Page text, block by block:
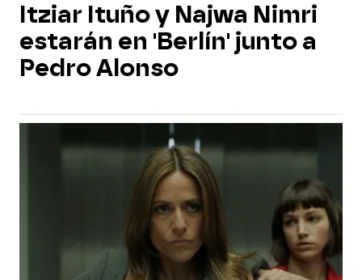
Itziar Ituño y Najwa Nimri
estarán en 'Berlín' junto a
Pedro Alonso